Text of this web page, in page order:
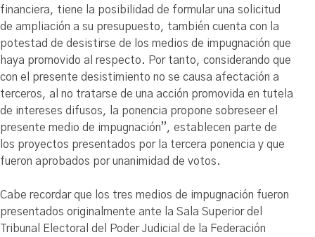
financiera, tiene la posibilidad de formular una solicitud
de ampliación a su presupuesto, también cuenta con la
potestad de desistirse de los medios de impugnación que
haya promovido al respecto. Por tanto, considerando que
con el presente desistimiento no se causa afectación a
terceros, al no tratarse de una acción promovida en tutela
de intereses difusos, la ponencia propone sobreseer el
presente medio de impugnación”, establecen parte de
los proyectos presentados por la tercera ponencia y que
fueron aprobados por unanimidad de votos.
Cabe recordar que los tres medios de impugnación fueron
presentados originalmente ante la Sala Superior del
Tribunal Electoral del Poder Judicial de la Federación